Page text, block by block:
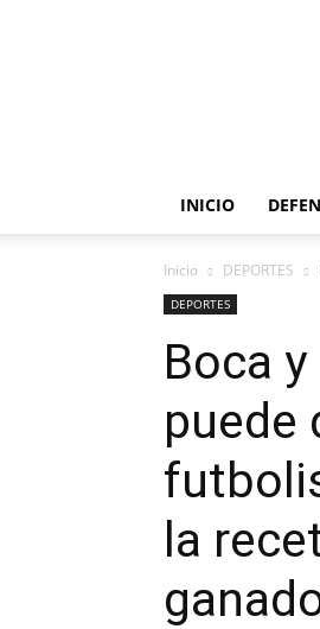
INICIO
Inicio DEPORTES
DEPORTES
Boca
puede
la